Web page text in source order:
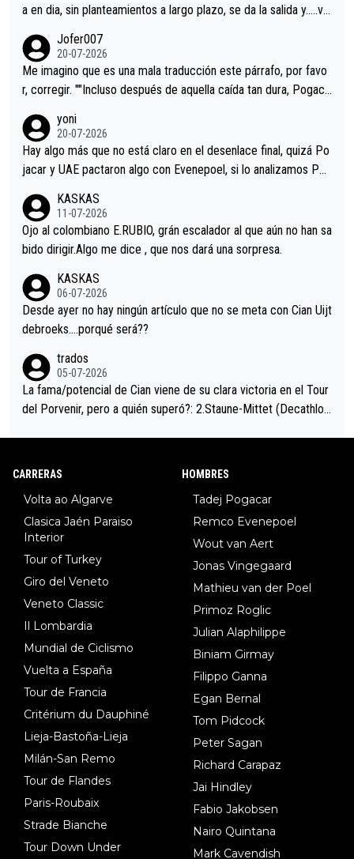
a en dia, sin planteamientos a largo plazo, se da la salida y…..ve
Minguez, Velez etc etc.Me da pena vivir estos momentos tan
tristes sin victorias.
Jofer007
20-07-2026
Me imagino que es una mala traducción este párrafo, por favo
r, corregir. ""Incluso después de aquella caída tan dura, Pogaca
permaneció pegado a su rueda. Parecía increíble la forma en l
a que era capaz de controlar el miedo", recordó."
yoni
20-07-2026
Hay algo más que no está claro en el desenlace final, quizá Po
jacar y UAE pactaron algo con Evenepoel, si lo analizamos Poj
i sin pedalear, luego está el saludo con Evenepoel dándose la
mano de una manera muy fraternal, más allá de los típicos toqu
es en el hombro con que saludaba a Vingegard. Ahí hubo una in
eta, a ver si por querer poner a Del Toro con calzador en posi
ción de podio UAE y Pojacar se van complicar el tour.
KASKAS
11-07-2026
Ojo al colombiano E.RUBIO, grán escalador al que aún no han sa
bido dirigir.Algo me dice , que nos dará una sorpresa.
KASKAS
06-07-2026
Desde ayer no hay ningún artículo que no se meta con Cian Uijt
debroeks….porqué será??
trados
05-07-2026
La fama/potencial de Cian viene de su clara victoria en el Tour
del Porvenir, pero a quién superó?: 2.Staune-Mittet (Decathlon,
8.Lenny Martinez (Bahrein), 9. Van Belle (Visma), 10. Vacek (Li
CARRERAS
Volta ao Algarve
Clasica Jaén Paraiso
Interior
Tour of Turkey
Giro del Veneto
Veneto Classic
Il Lombardia
Mundial de Ciclismo
Vuelta a España
Tour de Francia
Critérium du Dauphiné
Lieja-Bastoña-Lieja
Milán-San Remo
Tour de Flandes
Paris-Roubaix
Strade Bianche
Tour Down Under
HOMBRES
Tadej Pogacar
Remco Evenepoel
Wout van Aert
Jonas Vingegaard
Mathieu van der Poel
Primoz Roglic
Julian Alaphilippe
Biniam Girmay
Filippo Ganna
Egan Bernal
Tom Pidcock
Peter Sagan
Richard Carapaz
Jai Hindley
Fabio Jakobsen
Nairo Quintana
Mark Cavendish